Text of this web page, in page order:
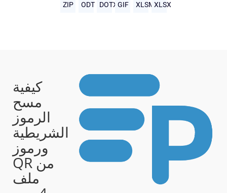
ZIP ODT DOTXGIF XLSMXLSX
كيفية
مسح
الرموز
الشريطية
ورموز
QR من
ملف